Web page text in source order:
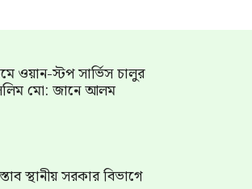
ওয়ান-স্টপ সার্ভিস চালুর
মো: জানে আলম
স্থানীয় সরকার বিভাগে